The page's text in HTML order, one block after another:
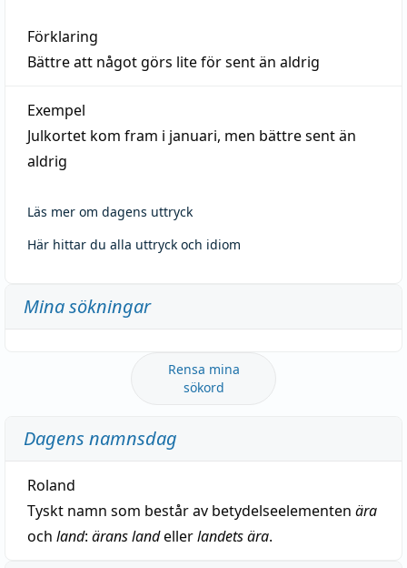
Förklaring
Bättre att något görs lite för sent än aldrig
Exempel
Julkortet kom fram i januari, men bättre sent än
aldrig
Läs mer om dagens uttryck
Här hittar du alla uttryck och idiom
Mina sökningar
Rensa mina
sökord
Dagens namnsdag
Roland
Tyskt namn som består av betydelseelementen ära
och land: ärans landellerlandets ära.